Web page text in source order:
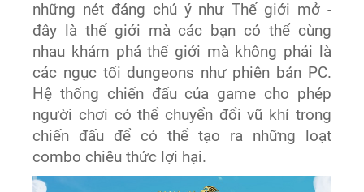
những nét đáng chú ý như Thế giới mở -
đây là thế giới mà các bạn có thể cùng
nhau khám phá thế giới mà không phải là
các ngục tối dungeons như phiên bản PC.
Hệ thống chiến đấu của game cho phép
người chơi có thể chuyển đổi vũ khí trong
chiến đấu để có thể tạo ra những loạt
combo chiêu thức lợi hại.